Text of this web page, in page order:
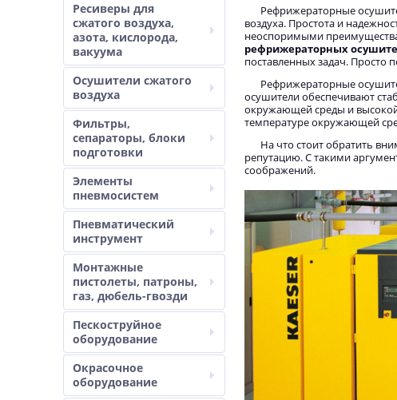
Ресиверы для
сжатого воздуха,
азота, кислорода,
вакуума
Осушители сжатого
воздуха
Фильтры,
сепараторы, блоки
подготовки
Элементы
пневмосистем
Пневматический
инструмент
Монтажные
пистолеты, патроны,
газ, дюбель-гвозди
Пескоструйное
оборудование
Окрасочное
оборудование
Рефрижераторные
воздуха. Простота и
неоспоримыми
рефрижераторных
поставленных задач.
Рефрижераторные
осушители обеспечивают
окружающей среды и
температуре окружающей
На что стоит обратить
репутацию. С такими
соображений.